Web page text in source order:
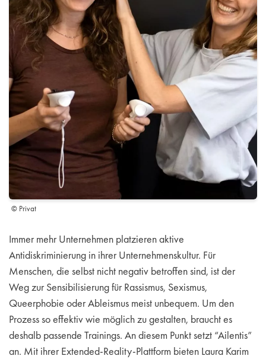
© Privat
Immer mehr Unternehmen platzieren aktive
Antidiskriminierung in ihrer Unternehmenskultur. Für
Menschen, die selbst nicht negativ betroffen sind, ist der
Weg zur Sensibilisierung für Rassismus, Sexismus,
Queerphobie oder Ableismus meist unbequem. Um den
Prozess so effektiv wie möglich zu gestalten, braucht es
deshalb passende Trainings. An diesem Punkt setzt “Ailentis”
an. Mit ihrer Extended-Reality-Plattform bieten Laura Karim